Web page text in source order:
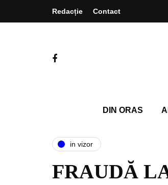
Redacție Contact
DIN ORAS
in vizor
FRAUDĂ